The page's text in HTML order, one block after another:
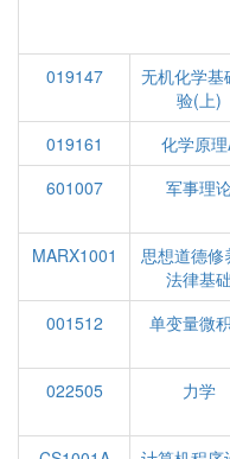
019147
无机化学基
验(上)
019161 化学原
601007
军事理
MARX1001
思想道德修
法律基础
001512
单变量微
022505
力学